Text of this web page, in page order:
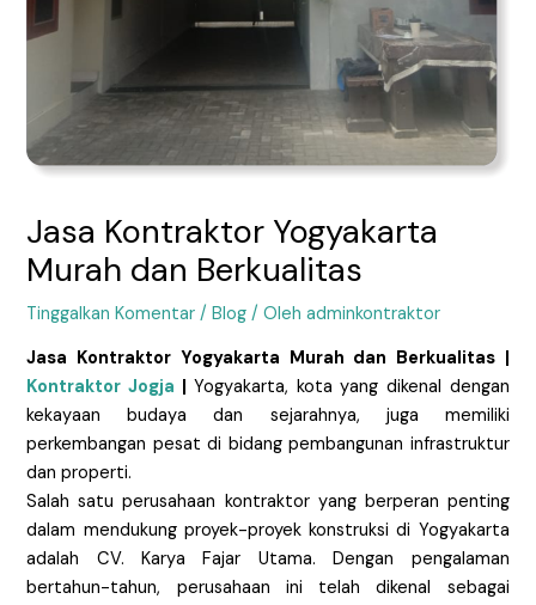
Jasa Kontraktor Yogyakarta
Murah dan Berkualitas
Tinggalkan Komentar /Blog / Olehadminkontraktor
Jasa Kontraktor Yogyakarta Murah dan Berkualitas |
Kontraktor Jogja | Yogyakarta, kota yang dikenal dengan
kekayaan budaya dan sejarahnya, juga memiliki
perkembangan pesat di bidang pembangunan infrastruktur
dan properti.
Salah satu perusahaan kontraktor yang berperan penting
dalam mendukung proyek-proyek konstruksi di Yogyakarta
adalah CV. Karya Fajar Utama. Dengan pengalaman
bertahun-tahun, perusahaan ini telah dikenal sebagai